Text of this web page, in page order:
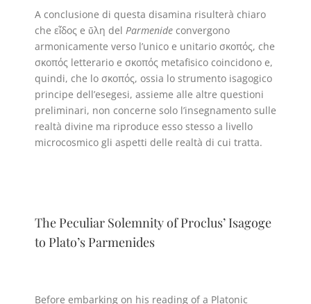
A conclusione di questa disamina risulterà chiaro
che εἶδος e ὕλη del Parmenide convergono
armonicamente verso l’unico e unitario σκοπός, che
σκοπός letterario e σκοπός metafisico coincidono e,
quindi, che lo σκοπός, ossia lo strumento isagogico
principe dell’esegesi, assieme alle altre questioni
preliminari, non concerne solo l’insegnamento sulle
realtà divine ma riproduce esso stesso a livello
microcosmico gli aspetti delle realtà di cui tratta.
The Peculiar Solemnity of Proclus’ Isagoge
to Plato’s Parmenides
Before embarking on his reading of a Platonic